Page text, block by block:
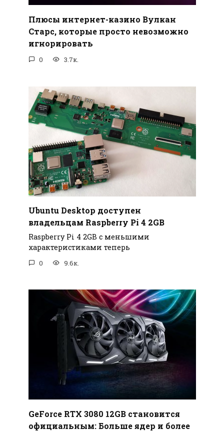
Плюсы интернет-казино Вулкан
Старс, которые просто невозможно
игнорировать
0 3.7к.
Ubuntu Desktop доступен
владельцам Raspberry Pi 4 2GB
Raspberry Pi 4 2GB с меньшими
характеристиками теперь
0 9.6к.
GeForce RTX 3080 12GB становится
официальным: Больше ядер и более